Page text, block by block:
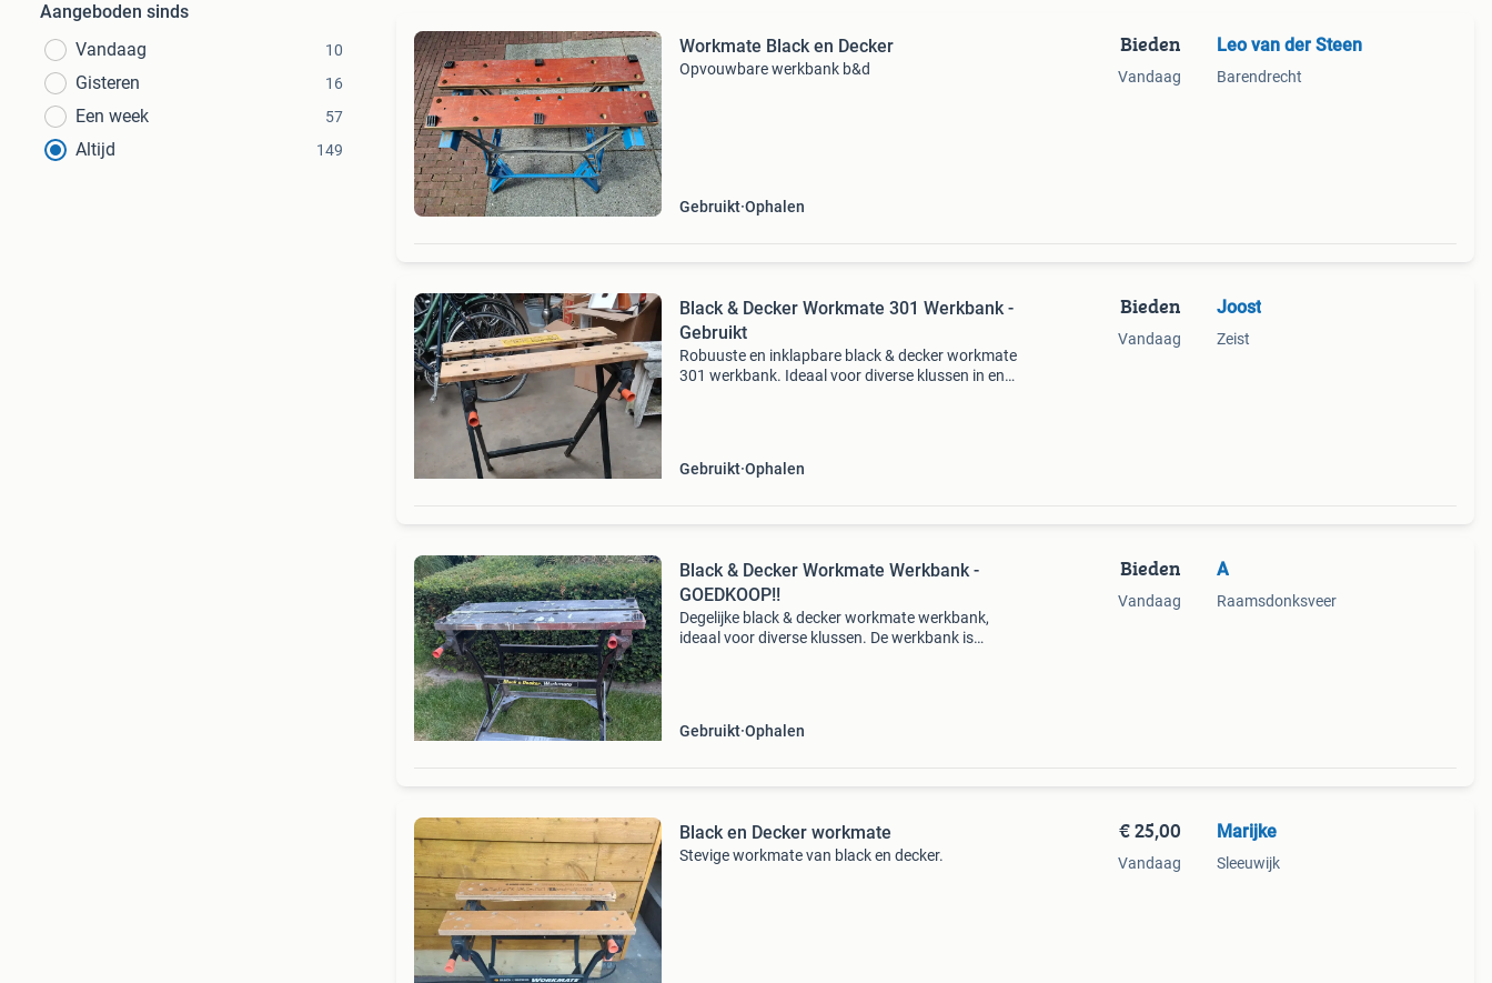
Aangeboden sinds
Vandaag
10
Gisteren 16
Een week 57
Altijd 149
Workmate Black en Decker
Opvouwbare werkbank b&d
Gebruikt Ophalen
Bieden
Vandaag
Leo van der Steen
Barendrecht
Black & Decker Workmate 301 Werkbank -
Gebruikt
Robuuste en inklapbare black & decker workmate
301 werkbank. Ideaal voor diverse klussen in en
Gebruikt Ophalen
Bieden
Vandaag
Joost
Zeist
Black & Decker Workmate Werkbank -
GOEDKOOP!!
Degelijke black & decker workmate werkbank,
ideaal voor diverse klussen. De werkbank is
Gebruikt Ophalen
Bieden
Vandaag
A
Raamsdonksveer
Black en Decker workmate
Stevige workmate van black en decker.
€ 25,00
Vandaag
Marijke
Sleeuwijk